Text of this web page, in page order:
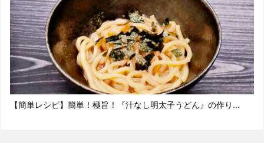
【簡単レシピ】簡単！極旨！『汁なし明太子うどん』の作り...